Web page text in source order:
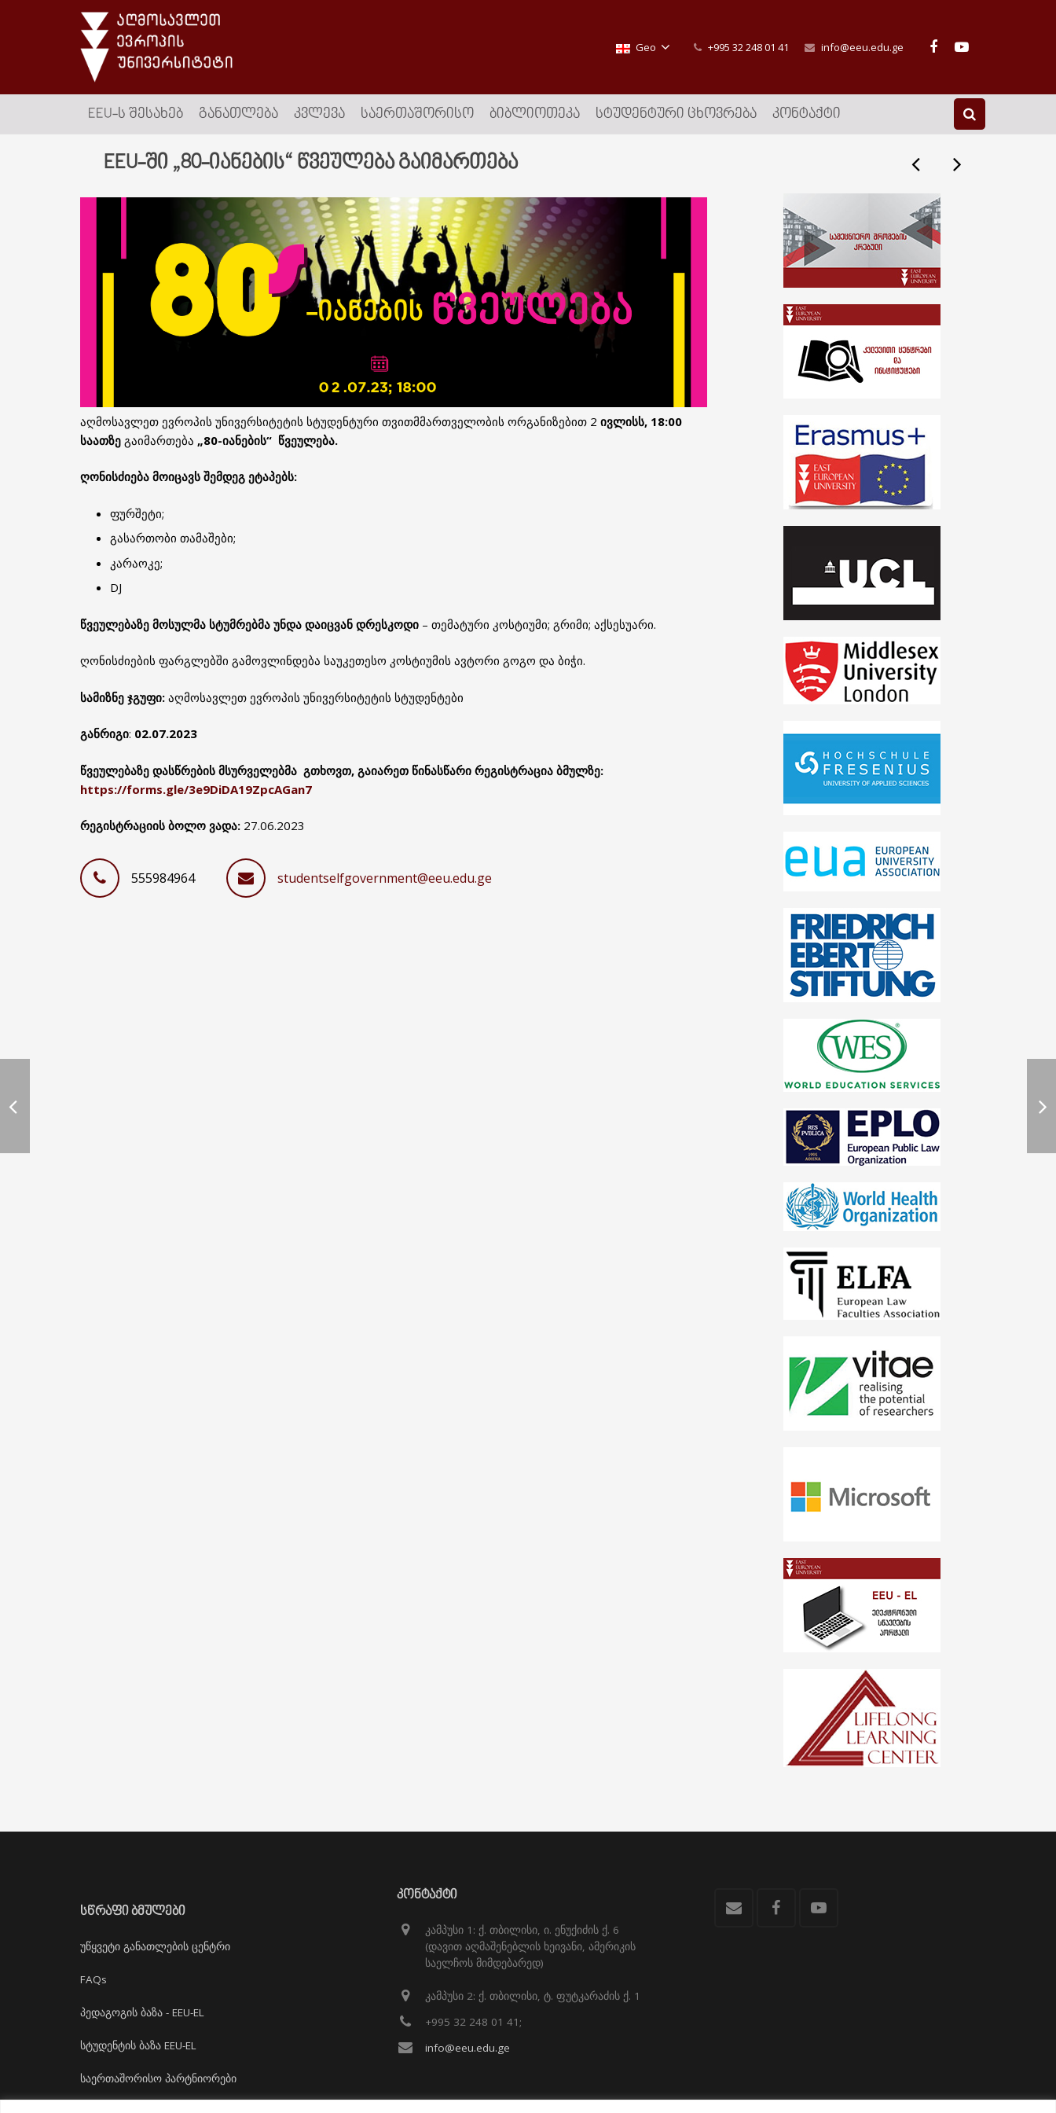
Geo +995 32 248 01 41 info@eeu.edu.ge
EEU-Ს ᲨᲔᲡᲐᲮᲔᲑ ᲒᲐᲜᲐᲗᲚᲔᲑᲐ ᲙᲕᲚᲔᲕᲐ ᲡᲐᲔᲠᲗᲐᲨᲝᲠᲘᲡᲝ ᲑᲘᲑᲚᲘᲝᲗᲔᲙᲐ ᲡᲢᲣᲓᲔᲜᲢᲣᲠᲘ ᲪᲮᲝᲕᲠᲔᲑᲐ ᲙᲝᲜᲢᲐᲥᲢᲘ
EEU-ში „80-იანების“ წვეულება გაიმართება
აღმოსავლეთ ევროპის უნივერსიტეტის სტუდენტური თვითმმართველობის ორგანიზებით 2 ივლისს, 18:00
საათზე გაიმართება „80-იანების“ წვეულება.
ღონისძიება მოიცავს შემდეგ ეტაპებს:
ფურშეტი;
გასართობი თამაშები;
კარაოკე;
DJ
წვეულებაზე მოსულმა სტუმრებმა უნდა დაიცვან დრესკოდი – თემატური კოსტიუმი; გრიმი; აქსესუარი.
ღონისძიების ფარგლებში გამოვლინდება საუკეთესო კოსტიუმის ავტორი გოგო და ბიჭი.
სამიზნე ჯგუფი: აღმოსავლეთ ევროპის უნივერსიტეტის სტუდენტები
განრიგი: 02.07.2023
წვეულებაზე დასწრების მსურველებმა გთხოვთ, გაიარეთ წინასწარი რეგისტრაცია ბმულზე:
https://forms.gle/3e9DiDA19ZpcAGan7
რეგისტრაციის ბოლო ვადა: 27.06.2023
555984964 studentselfgovernment@eeu.edu.ge
ᲡᲬᲠᲐᲤᲘ ᲑᲛᲣᲚᲔᲑᲘ
უწყვეტი განათლების ცენტრი
FAQs
პედაგოგის ბაზა - EEU-EL
სტუდენტის ბაზა EEU-EL
საერთაშორისო პარტნიორები
ᲙᲝᲜᲢᲐᲥᲢᲘ
კამპუსი 1: ქ. თბილისი, ი. ენუქიძის ქ. 6
(დავით აღმაშენებლის ხეივანი, ამერიკის
საელჩოს მიმდებარედ)
კამპუსი 2: ქ. თბილისი, ტ. ფუტკარაძის ქ. 1
+995 32 248 01 41;
info@eeu.edu.ge